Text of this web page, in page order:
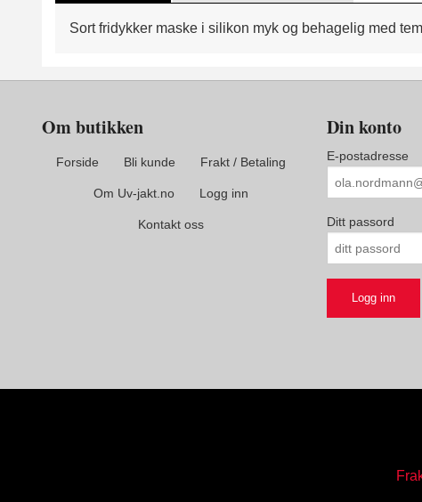
Sort fridykker maske i silikon myk og behagelig med
Om butikken
Forside Bli kunde Frakt / Betaling
Om Uv-jakt.no Logg inn
Kontakt oss
Din konto
E-postadresse
Ditt passord